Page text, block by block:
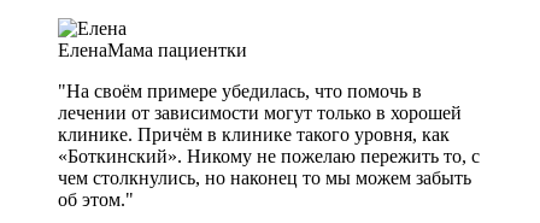
ЕленаМама пациентки
"На своём примере убедилась, что помочь в
лечении от зависимости могут только в хорошей
клинике. Причём в клинике такого уровня, как
«Боткинский». Никому не пожелаю пережить то, с
чем столкнулись, но наконец то мы можем забыть
об этом."